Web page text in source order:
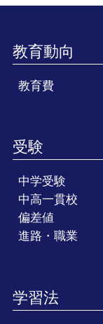
教育動向
教育費
受験
中学受験
中高一貫校
偏差値
進路・職業
学習法